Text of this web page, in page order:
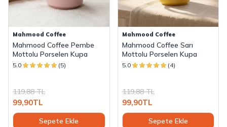
Mahmood Coffee
Mahmood Coffee Pembe
Mottolu Porselen Kupa
5.0 (5)
119,88TL
99,90TL
Sepete Ekle
Mahmood Coffee
Mahmood Coffee Sarı
Mottolu Porselen Kupa
5.0 (4)
119,88TL
99,90TL
Sepete Ekle